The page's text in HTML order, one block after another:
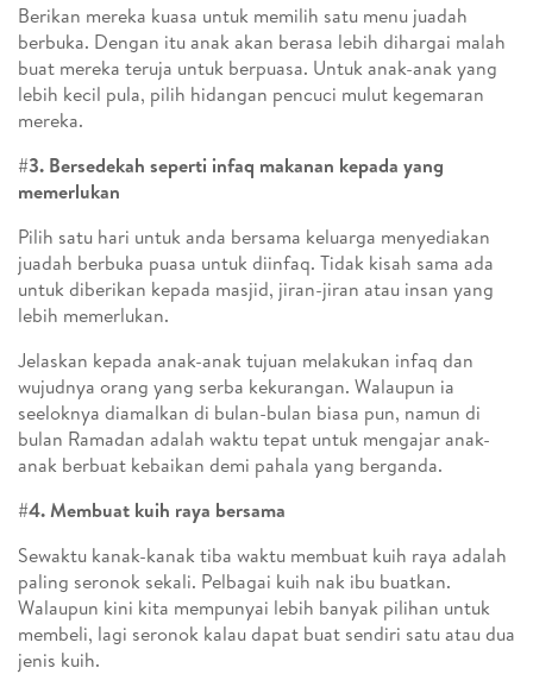
Berikan mereka kuasa untuk memilih satu menu juadah
berbuka. Dengan itu anak akan berasa lebih dihargai malah
buat mereka teruja untuk berpuasa. Untuk anak-anak yang
lebih kecil pula, pilih hidangan pencuci mulut kegemaran
mereka.
#3. Bersedekah seperti infaq makanan kepada yang
memerlukan
Pilih satu hari untuk anda bersama keluarga menyediakan
juadah berbuka puasa untuk diinfaq. Tidak kisah sama ada
untuk diberikan kepada masjid, jiran-jiran atau insan yang
lebih memerlukan.
Jelaskan kepada anak-anak tujuan melakukan infaq dan
wujudnya orang yang serba kekurangan. Walaupun ia
seeloknya diamalkan di bulan-bulan biasa pun, namun di
bulan Ramadan adalah waktu tepat untuk mengajar anak-
anak berbuat kebaikan demi pahala yang berganda.
#4. Membuat kuih raya bersama
Sewaktu kanak-kanak tiba waktu membuat kuih raya adalah
paling seronok sekali. Pelbagai kuih nak ibu buatkan.
Walaupun kini kita mempunyai lebih banyak pilihan untuk
membeli, lagi seronok kalau dapat buat sendiri satu atau dua
jenis kuih.